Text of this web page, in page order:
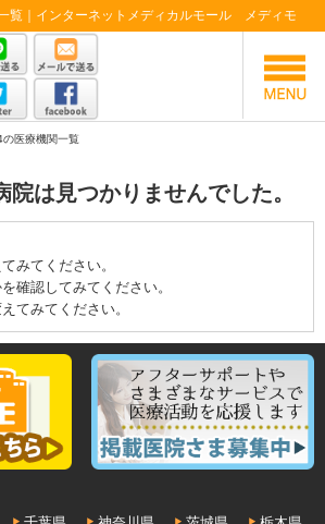
覧｜インターネットメディカルモール メディモ
の医療機関一覧
は見つかりませんでした。
みてください。
確認してみてください。
てみてください。